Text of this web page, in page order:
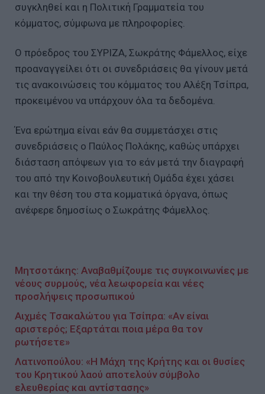
συγκληθεί και η Πολιτική Γραμματεία του
κόμματος, σύμφωνα με πληροφορίες.
Ο πρόεδρος του ΣΥΡΙΖΑ, Σωκράτης Φάμελλος, είχε
προαναγγείλει ότι οι συνεδριάσεις θα γίνουν μετά
τις ανακοινώσεις του κόμματος του Αλέξη Τσίπρα,
προκειμένου να υπάρχουν όλα τα δεδομένα.
Ένα ερώτημα είναι εάν θα συμμετάσχει στις
συνεδριάσεις ο Παύλος Πολάκης, καθώς υπάρχει
διάσταση απόψεων για το εάν μετά την διαγραφή
του από την Κοινοβουλευτική Ομάδα έχει χάσει
και την θέση του στα κομματικά όργανα, όπως
ανέφερε δημοσίως ο Σωκράτης Φάμελλος.
Μητσοτάκης: Αναβαθμίζουμε τις συγκοινωνίες με
νέους συρμούς, νέα λεωφορεία και νέες
προσλήψεις προσωπικού
Αιχμές Τσακαλώτου για Τσίπρα: «Αν είναι
αριστερός; Εξαρτάται ποια μέρα θα τον
ρωτήσετε»
Λατινοπούλου: «Η Μάχη της Κρήτης και οι θυσίες
του Κρητικού λαού αποτελούν σύμβολο
ελευθερίας και αντίστασης»